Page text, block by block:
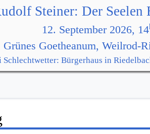
Steiner: Der Seelen
12. September 2026, 14
Grünes Goetheanum, Weilrod-
Schlechtwetter: Bürgerhaus in